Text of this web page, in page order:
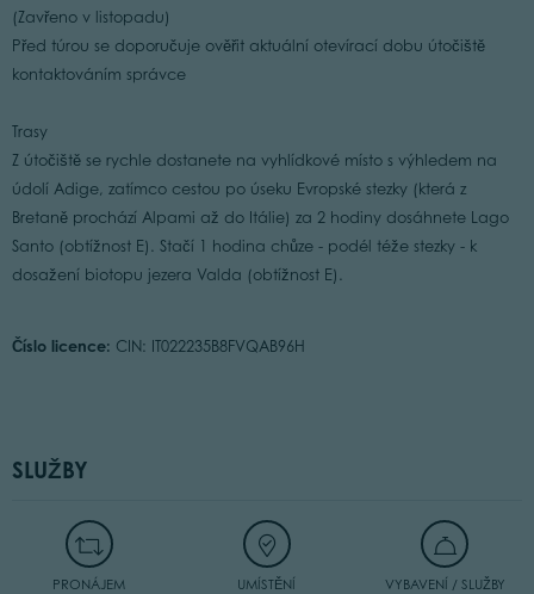
(Zavřeno v listopadu)
Před túrou se doporučuje ověřit aktuální otevírací dobu útočiště
kontaktováním správce
Trasy
Z útočiště se rychle dostanete na vyhlídkové místo s výhledem na
údolí Adige, zatímco cestou po úseku Evropské stezky (která z
Bretaně prochází Alpami až do Itálie) za 2 hodiny dosáhnete Lago
Santo (obtížnost E). Stačí 1 hodina chůze - podél téže stezky - k
dosažení biotopu jezera Valda (obtížnost E).
Číslo licence: CIN: IT022235B8FVQAB96H
SLUŽBY
PRONÁJEM UMÍSTĚNÍ VYBAVENÍ / SLUŽBY